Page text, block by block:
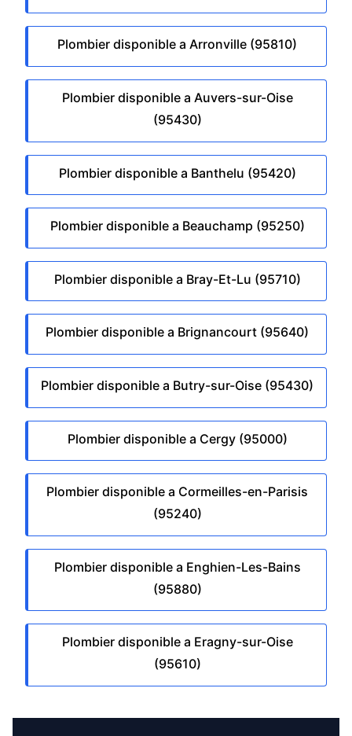
Plombier disponible a Arronville (95810)
Plombier disponible a Auvers-sur-Oise
(95430)
Plombier disponible a Banthelu (95420)
Plombier disponible a Beauchamp (95250)
Plombier disponible a Bray-Et-Lu (95710)
Plombier disponible a Brignancourt (95640)
Plombier disponible a Butry-sur-Oise (95430)
Plombier disponible a Cergy (95000)
Plombier disponible a Cormeilles-en-Parisis
(95240)
Plombier disponible a Enghien-Les-Bains
(95880)
Plombier disponible a Eragny-sur-Oise
(95610)